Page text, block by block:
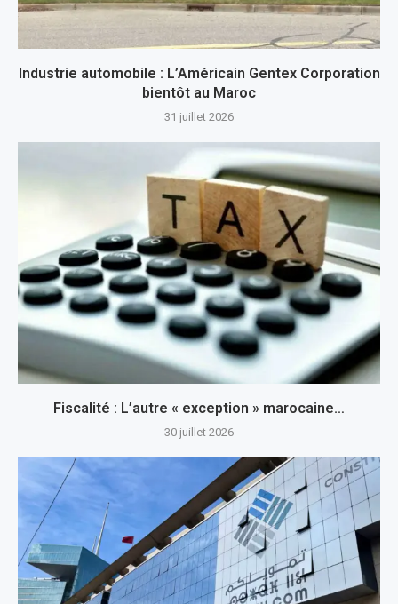
Industrie automobile : L’Américain Gentex Corporation
bientôt au Maroc
31 juillet 2026
Fiscalité : L’autre « exception » marocaine…
30 juillet 2026